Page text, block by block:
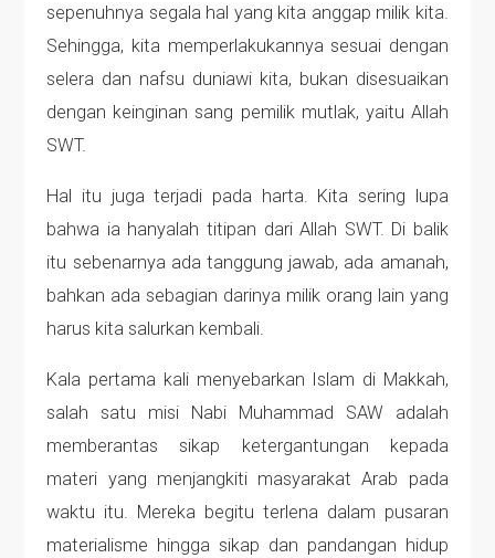
sepenuhnya segala hal yang kita anggap milik kita.
Sehingga, kita memperlakukannya sesuai dengan
selera dan nafsu duniawi kita, bukan disesuaikan
dengan keinginan sang pemilik mutlak, yaitu Allah
SWT.
Hal itu juga terjadi pada harta. Kita sering lupa
bahwa ia hanyalah titipan dari Allah SWT. Di balik
itu sebenarnya ada tanggung jawab, ada amanah,
bahkan ada sebagian darinya milik orang lain yang
harus kita salurkan kembali.
Kala pertama kali menyebarkan Islam di Makkah,
salah satu misi Nabi Muhammad SAW adalah
memberantas sikap ketergantungan kepada
materi yang menjangkiti masyarakat Arab pada
waktu itu. Mereka begitu terlena dalam pusaran
materialisme hingga sikap dan pandangan hidup